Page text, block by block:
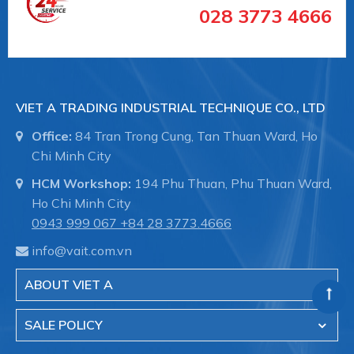
Đông, Quận 7, TP. HCM
028 3773 4666
VIET A TRADING INDUSTRIAL TECHNIQUE CO., LTD
Office: 84 Tran Trong Cung, Tan Thuan Ward, Ho
Chi Minh City
HCM Workshop: 194 Phu Thuan, Phu Thuan Ward,
Ho Chi Minh City
0943 999 067 +84 28 3773.4666
info@vait.com.vn
ABOUT VIET A
SALE POLICY